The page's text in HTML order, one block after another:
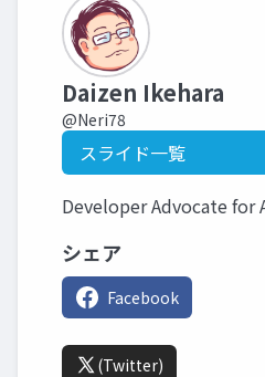
Daizen Ikehara
@Neri78
スライド一覧
Developer Advocate for
シェア
Facebook
(Twitter)